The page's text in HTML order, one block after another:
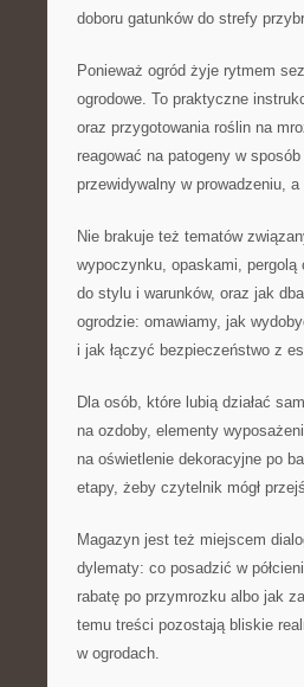
doboru gatunków do strefy
Ponieważ ogród żyje rytmem
ogrodowe. To praktyczne
oraz przygotowania roślin na
reagować na patogeny w
przewidywalny w prowadzeniu,
Nie brakuje też tematów
wypoczynku, opaskami,
do stylu i warunków, oraz jak
ogrodzie: omawiamy, jak
i jak łączyć bezpieczeństwo z
Dla osób, które lubią działać
na ozdoby, elementy
na oświetlenie dekoracyjne po
etapy, żeby czytelnik mógł
Magazyn jest też miejscem
dylematy: co posadzić w
rabatę po przymrozku albo jak
temu treści pozostają bliskie
w ogrodach.